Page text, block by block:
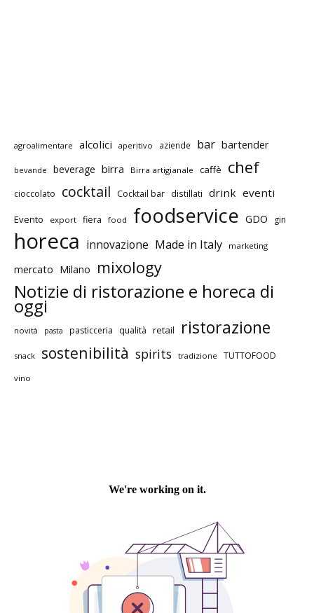
agroalimentare alcolici aperitivo aziende bar bartender
bevande beverage birra Birra artigianale caffè chef
cioccolato cocktail Cocktail bar distillati drink eventi
Evento export fiera food foodservice GDO gin
horeca innovazione Made in Italy marketing
mercato Milano mixology
Notizie di ristorazione e horeca di
oggi
novità pasta pasticceria qualità retail ristorazione
snack sostenibilità spirits tradizione TUTTOFOOD
vino